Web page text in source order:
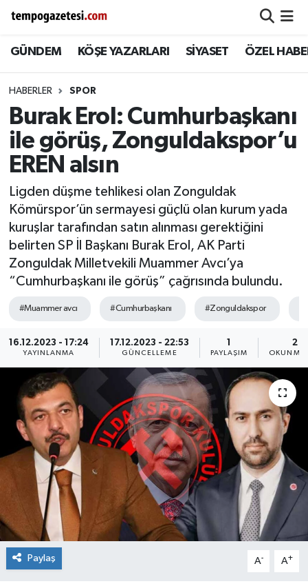
GÜNDEM KÖŞE YAZARLARI SİYASET ÖZEL
HABERLER SPOR
Burak Erol: Cumhurbaşkanı
ile görüş, Zonguldakspor’u
EREN alsın
Ligden düşme tehlikesi olan Zonguldak
Kömürspor’ün sermayesi güçlü olan kurum yada
kuruşlar tarafından satın alınması gerektiğini
belirten SP İl Başkanı Burak Erol, AK Parti
Zonguldak Milletvekili Muammer Avcı’ya
“Cumhurbaşkanı ile görüş” çağrısında bulundu.
#Muammer avcı #Cumhurbaşkanı #Zonguldakspor
16.12.2023 - 17:24
YAYINLANMA
17.12.2023 - 22:53
GÜNCELLEME
1
PAYLAŞIM
2
OKUNMA
Paylaş A- A+
Alaplı
Çaycuma
Devrek
Ereğli
Gökçebey
GÜNDEM
Kilimli
SPOR
YAŞAM
Zonguldak
Zonguldak Nöbetçi Eczaneler
Zonguldak Hava Durumu
Zonguldak Namaz Vakitleri
Zonguldak Trafik Yoğunluk Haritası
Süper Lig Puan Durumu ve Fikstür
Tüm Manşetler
Son Dakika Haberleri